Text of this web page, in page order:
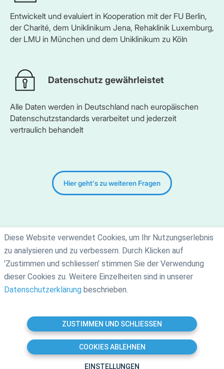
Entwickelt und evaluiert in Kooperation mit der FU Berlin,
der Charité, dem Uniklinikum Jena, Rehaklinik Luxemburg,
der LMU in München und dem Uniklinikum zu Köln
Datenschutz gewährleistet
Alle Daten werden in Deutschland nach europäischen
Datenschutzstandards verarbeitet und jederzeit
vertraulich behandelt
Hier geht's zu weiteren Fragen
Gebrauchsanweisung Jobs Impressum
FAQ
Datenschutzerklärung
Zum Anfang
Diese Website verwendet Cookies, um Ihr Nutzungserlebnis
zu analysieren und zu verbessern. Durch Klicken auf
'Zustimmen und schliessen' stimmen Sie der Verwendung
dieser Cookies zu. Weitere Einzelheiten sind in unserer
Datenschutzerklärung beschrieben.
ZUSTIMMEN UND SCHLIESSEN
COOKIES ABLEHNEN
EINSTELLUNGEN